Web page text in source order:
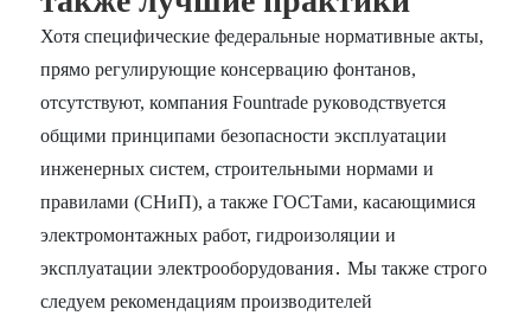
Хотя специфические федеральные нормативные акты,
прямо регулирующие консервацию фонтанов,
отсутствуют, компания Fountrade руководствуется
общими принципами безопасности эксплуатации
инженерных систем, строительными нормами и
правилами (СНиП), а также ГОСТами, касающимися
электромонтажных работ, гидроизоляции и
эксплуатации электрооборудования․ Мы также строго
следуем рекомендациям производителей